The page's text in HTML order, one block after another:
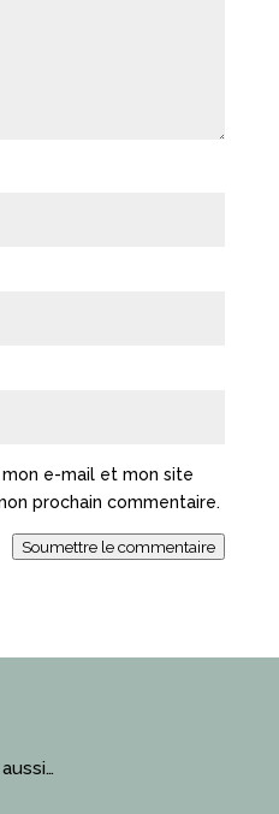
e-mail et mon site
prochain commentaire.
Soumettre le commentaire